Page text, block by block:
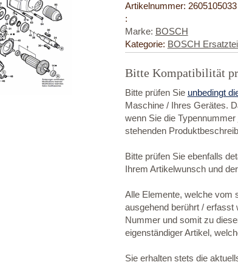
Artikelnummer: 2605105033
:
Marke: BOSCH
Kategorie: BOSCH
Bitte Kompatibilität
Bitte prüfen Sie unbedingt
Maschine / Ihres Gerätes.
wenn Sie die Typennummer
stehenden
Bitte prüfen Sie ebenfalls
Ihrem Artikelwunsch und
Alle Elemente, welche vom
ausgehend berührt / erfasst
Nummer und somit zu
eigenständiger Artikel,
Sie erhalten stets die